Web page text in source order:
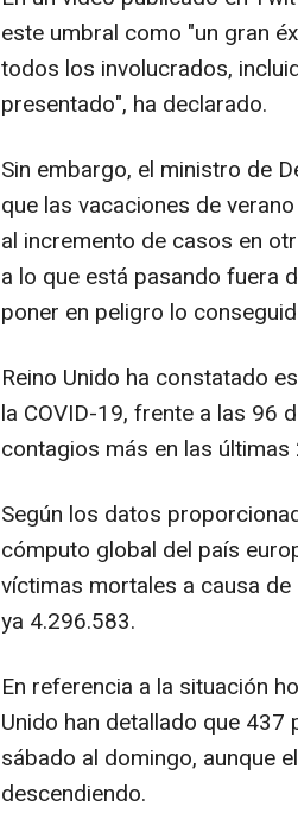
este umbral como "un gran
todos los involucrados,
presentado", ha declarado.
Sin embargo, el ministro de
que las vacaciones de
al incremento de casos en
a lo que está pasando fuera
poner en peligro lo
Reino Unido ha constatado
la COVID-19, frente a las 96
contagios más en las últimas
Según los datos
cómputo global del país
víctimas mortales a causa
ya 4.296.583.
En referencia a la situación
Unido han detallado que
sábado al domingo, aunque
descendiendo.